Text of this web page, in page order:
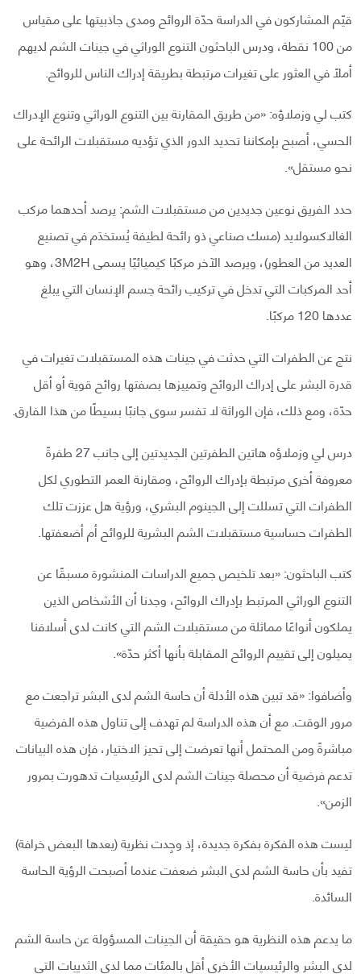
قيّم المشاركون في الدراسة حدّة الروائح ومدى جاذبيتها على مقياس
من 100 نقطة، ودرس الباحثون التنوع الوراثي في جينات الشم لديهم
أملًا في العثور على تغيرات مرتبطة بطريقة إدراك الناس للروائح.
كتب لي وزملاؤه: «من طريق المقارنة بين التنوع الوراثي وتنوع الإدراك
الحسي، أصبح بإمكاننا تحديد الدور الذي تؤديه مستقبلات الرائحة على
نحو مستقل».
حدد الفريق نوعين جديدين من مستقبلات الشم: يرصد أحدهما مركب
الغالاكسولايد (مسك صناعي ذو رائحة لطيفة يُستخدَم في تصنيع
العديد من العطور)، ويرصد الآخر مركبًا كيميائيًا يسمى 3M2H، وهو
أحد المركبات التي تدخل في تركيب رائحة جسم الإنسان التي يبلغ
عددها 120 مركبًا.
نتج عن الطفرات التي حدثت في جينات هذه المستقبلات تغيرات في
قدرة البشر على إدراك الروائح وتمييزها بصفتها روائح قوية أو أقل
حدّة، ومع ذلك، فإن الوراثة لا تفسر سوى جانبًا بسيطًا من هذا الفارق.
درس لي وزملاؤه هاتين الطفرتين الجديدتين إلى جانب 27 طفرةً
معروفة أخرى مرتبطة بإدراك الروائح، ومقارنة العمر التطوري لكل
الطفرات التي تسللت إلى الجينوم البشري، ورؤية هل عززت تلك
الطفرات حساسية مستقبلات الشم البشرية للروائح أم أضعفتها.
كتب الباحثون: «بعد تلخيص جميع الدراسات المنشورة مسبقًا عن
التنوع الوراثي المرتبط بإدراك الروائح، وجدنا أن الأشخاص الذين
يملكون أنواعًا مماثلة من مستقبلات الشم التي كانت لدى أسلافنا
يميلون إلى تقييم الروائح المقابلة بأنها أكثر حدّة».
وأضافوا: «قد تبين هذه الأدلة أن حاسة الشم لدى البشر تراجعت مع
مرور الوقت. مع أن هذه الدراسة لم تهدف إلى تناول هذه الفرضية
مباشرةً ومن المحتمل أنها تعرضت إلى تحيز الاختيار، فإن هذه البيانات
تدعم فرضية أن محصلة جينات الشم لدى الرئيسيات تدهورت بمرور
الزمن».
ليست هذه الفكرة بفكرة جديدة، إذ وجِدت نظرية (يعدها البعض خرافة)
تفيد بأن حاسة الشم لدى البشر ضعفت عندما أصبحت الرؤية الحاسة
السائدة.
ما يدعم هذه النظرية هو حقيقة أن الجينات المسؤولة عن حاسة الشم
لدى البشر والرئيسيات الأخرى أقل بالمئات مما لدى الثدييات التي